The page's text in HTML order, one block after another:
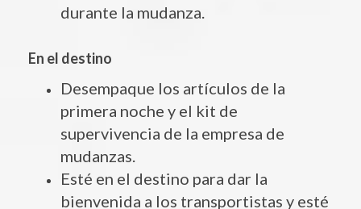
durante la mudanza.
En el destino
Desempaque los artículos de la
primera noche y el kit de
supervivencia de la empresa de
mudanzas.
Esté en el destino para dar la
bienvenida a los transportistas y esté